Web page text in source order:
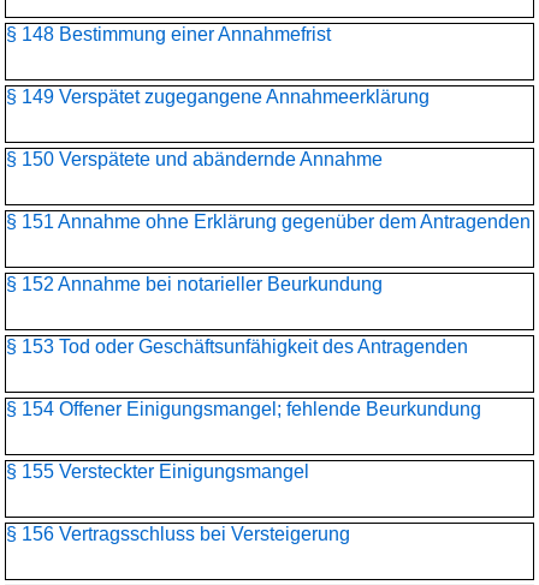
§ 148 Bestimmung einer Annahmefrist
§ 149 Verspätet zugegangene Annahmeerklärung
§ 150 Verspätete und abändernde Annahme
§ 151 Annahme ohne Erklärung gegenüber dem Antragenden
§ 152 Annahme bei notarieller Beurkundung
§ 153 Tod oder Geschäftsunfähigkeit des Antragenden
§ 154 Offener Einigungsmangel; fehlende Beurkundung
§ 155 Versteckter Einigungsmangel
§ 156 Vertragsschluss bei Versteigerung